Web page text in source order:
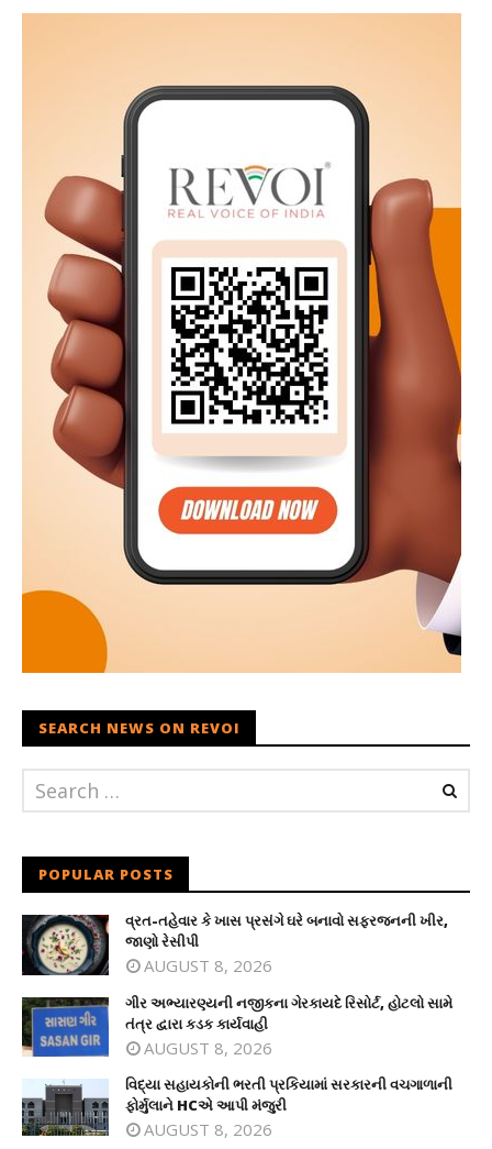
SEARCH NEWS ON REVOI
POPULAR POSTS
વ્રત-તહેવાર કે ખાસ પ્રસંગે ઘરે બનાવો સફરજનની ખીર,
જાણો રેસીપી
AUGUST 8, 2026
ગીર અભ્યારણ્યની નજીકના ગેરકાયદે રિસોર્ટ, હોટલો સામે
તંત્ર દ્વારા કડક કાર્યવાહી
AUGUST 8, 2026
વિદ્યા સહાયકોની ભરતી પ્રકિયામાં સરકારની વચગાળાની
ફોર્મુલાને HCએ આપી મંજુરી
AUGUST 8, 2026